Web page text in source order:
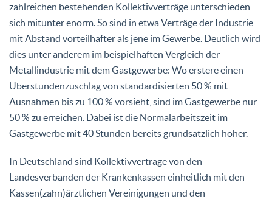
zahlreichen bestehenden Kollektivverträge unterschieden
sich mitunter enorm. So sind in etwa Verträge der Industrie
mit Abstand vorteilhafter als jene im Gewerbe. Deutlich wird
dies unter anderem im beispielhaften Vergleich der
Metallindustrie mit dem Gastgewerbe: Wo erstere einen
Überstundenzuschlag von standardisierten 50 % mit
Ausnahmen bis zu 100 % vorsieht, sind im Gastgewerbe nur
50 % zu erreichen. Dabei ist die Normalarbeitszeit im
Gastgewerbe mit 40 Stunden bereits grundsätzlich höher.
In Deutschland sind Kollektivverträge von den
Landesverbänden der Krankenkassen einheitlich mit den
Kassen(zahn)ärztlichen Vereinigungen und den